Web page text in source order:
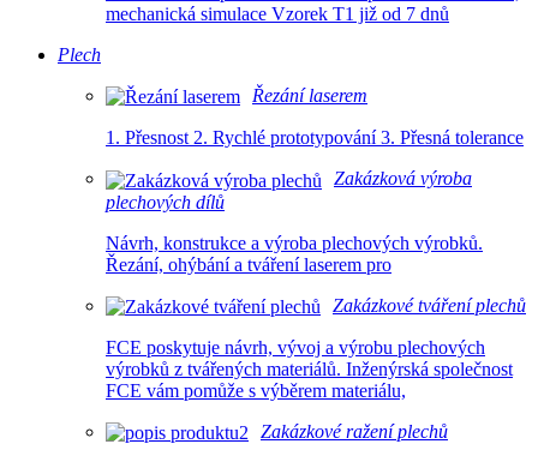
mechanická simulace Vzorek T1 již od 7 dnů
Plech
Řezání laserem
1. Přesnost 2. Rychlé prototypování 3. Přesná tolerance
Zakázková výroba
plechových dílů
Návrh, konstrukce a výroba plechových výrobků.
Řezání, ohýbání a tváření laserem pro
Zakázkové tváření plechů
FCE poskytuje návrh, vývoj a výrobu plechových
výrobků z tvářených materiálů. Inženýrská společnost
FCE vám pomůže s výběrem materiálu,
Zakázkové ražení plechů